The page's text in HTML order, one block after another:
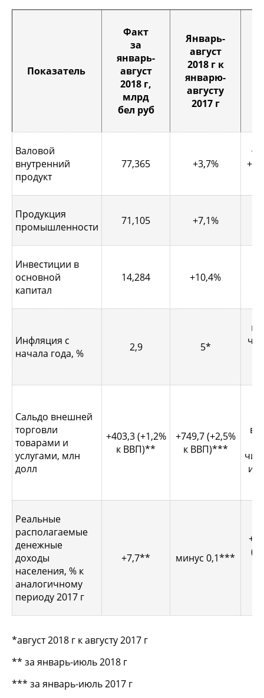
Показатель
Факт
за
январь-
август
2018 г,
млрд
бел руб
Январь-
август
2018 г к
январю-
августу
2017 г
Валовой
внутренний
продукт
77,365 +3,7%
Продукция
промышленности
71,105 +7,1%
Инвестиции в
основной
капитал
14,284 +10,4%
Инфляция с
начала года, %
2,9 5*
Сальдо внешней
торговли
товарами и
услугами, млн
долл
+403,3 (+1,2%
к ВВП)**
+749,7 (+2,5%
к ВВП)***
Реальные
располагаемые
денежные
доходы
населения, % к
аналогичному
периоду 2017 г
+7,7** минус 0,1***
(в
*август 2018 г к августу 2017 г
** за январь-июль 2018 г
*** за январь-июль 2017 г